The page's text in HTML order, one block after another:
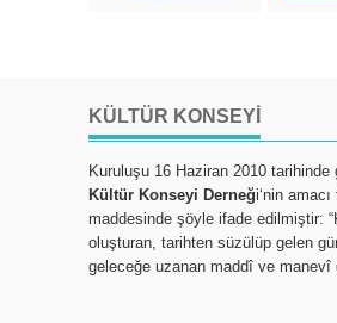
KÜLTÜR KONSEYI
Kuruluşu 16 Haziran 2010 tarihinde
Kültür Konseyi Derneği‘nin
maddesinde şöyle ifade edilmiştir:
oluşturan, tarihten süzülüp gelen
geleceğe uzanan maddî ve manevî